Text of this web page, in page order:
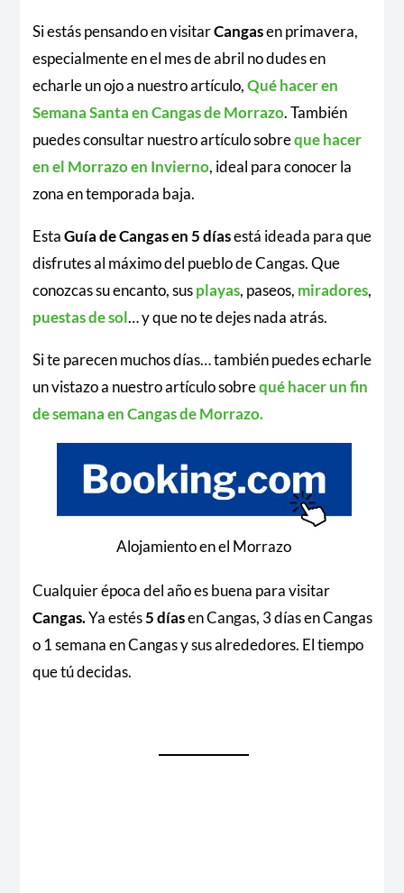
Si estás pensando en visitarCangasen primavera,
especialmente en el mes de abril no dudes en
echarle un ojo a nuestro artículo,Qué hacer en
Semana Santa en Cangas de Morrazo. También
puedes consultar nuestro artículo sobreque hacer
en el Morrazo en Invierno, ideal para conocer la
zona en temporada baja.
EstaGuía de Cangas en 5 díasestá ideada para que
disfrutes al máximo del pueblo de Cangas. Que
conozcas su encanto, susplayas, paseos, miradores,
puestas de sol… y que no te dejes nada atrás.
Si te parecen muchos días… también puedes echarle
un vistazo a nuestro artículo sobrequé hacer un fin
de semana en Cangas de Morrazo.
Alojamiento en el Morrazo
Cualquier época del año es buena para visitar
Cangas.Ya estés5 díasen Cangas, 3 días en Cangas
o 1 semana en Cangas y sus alrededores. El tiempo
que tú decidas.